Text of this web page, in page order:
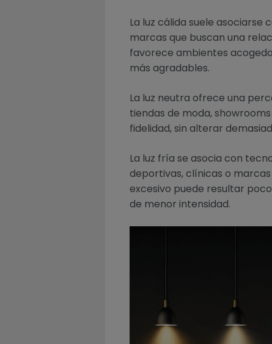
La luz cálida suele
marcas que buscan una
favorece ambientes
más agradables.
La luz neutra ofrece una
tiendas de moda,
fidelidad, sin alterar
La luz fría se asocia con
deportivas, clínicas o
excesivo puede resultar
de menor intensidad.